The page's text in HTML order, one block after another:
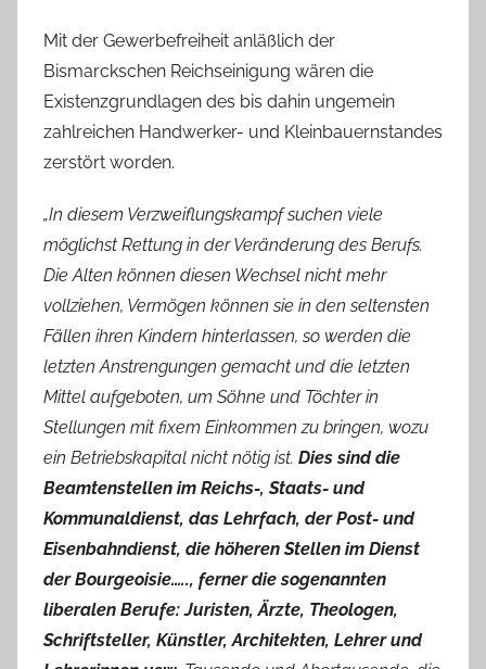
Mit der Gewerbefreiheit anläßlich der
Bismarckschen Reichseinigung wären die
Existenzgrundlagen des bis dahin ungemein
zahlreichen Handwerker- und Kleinbauernstandes
zerstört worden.
„In diesem Verzweiflungskampf suchen viele
möglichst Rettung in der Veränderung des Berufs.
Die Alten können diesen Wechsel nicht mehr
vollziehen, Vermögen können sie in den seltensten
Fällen ihren Kindern hinterlassen, so werden die
letzten Anstrengungen gemacht und die letzten
Mittel aufgeboten, um Söhne und Töchter in
Stellungen mit fixem Einkommen zu bringen, wozu
ein Betriebskapital nicht nötig ist. Dies sind die
Beamtenstellen im Reichs-, Staats- und
Kommunaldienst, das Lehrfach, der Post- und
Eisenbahndienst, die höheren Stellen im Dienst
der Bourgeoisie….., ferner die sogenannten
liberalen Berufe: Juristen, Ärzte, Theologen,
Schriftsteller, Künstler, Architekten, Lehrer und